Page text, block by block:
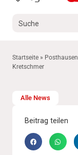
Startseite » Posthausen
Kretschmer
Beitrag teilen
Alle News